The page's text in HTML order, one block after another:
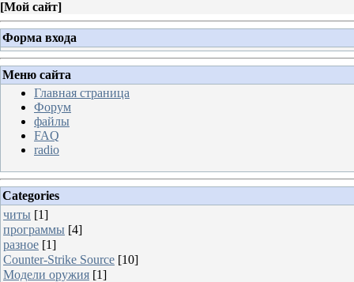
[Мой сайт]
Форма входа
Меню сайта
Главная страница
Форум
файлы
FAQ
radio
Categories
читы [1]
программы [4]
разное [1]
Counter-Strike Source [10]
Модели оружия [1]